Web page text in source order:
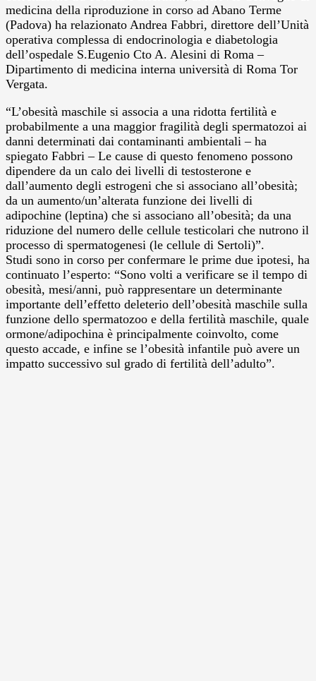
medicina della riproduzione in corso ad Abano Terme
(Padova) ha relazionato Andrea Fabbri, direttore dell’Unità
operativa complessa di endocrinologia e diabetologia
dell’ospedale S.Eugenio Cto A. Alesini di Roma –
Dipartimento di medicina interna università di Roma Tor
Vergata.
“L’obesità maschile si associa a una ridotta fertilità e
probabilmente a una maggior fragilità degli spermatozoi ai
danni determinati dai contaminanti ambientali – ha
spiegato Fabbri – Le cause di questo fenomeno possono
dipendere da un calo dei livelli di testosterone e
dall’aumento degli estrogeni che si associano all’obesità;
da un aumento/un’alterata funzione dei livelli di
adipochine (leptina) che si associano all’obesità; da una
riduzione del numero delle cellule testicolari che nutrono il
processo di spermatogenesi (le cellule di Sertoli)”.
Studi sono in corso per confermare le prime due ipotesi, ha
continuato l’esperto: “Sono volti a verificare se il tempo di
obesità, mesi/anni, può rappresentare un determinante
importante dell’effetto deleterio dell’obesità maschile sulla
funzione dello spermatozoo e della fertilità maschile, quale
ormone/adipochina è principalmente coinvolto, come
questo accade, e infine se l’obesità infantile può avere un
impatto successivo sul grado di fertilità dell’adulto”.